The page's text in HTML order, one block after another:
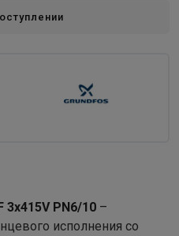
3х415V PN6/10 –
исполнения со